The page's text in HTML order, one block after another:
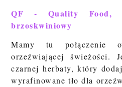
QF - Quality Food,
brzoskwiniowy
Mamy tu połączenie
orzeźwiającej świeżości.
czarnej herbaty, który
wyrafinowane tło dla